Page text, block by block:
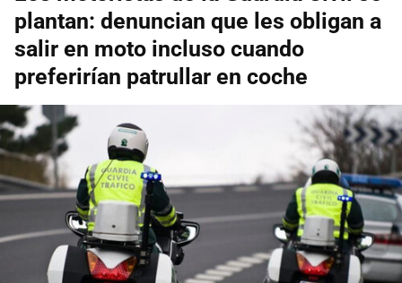
plantan: denuncian que les obligan a
salir en moto incluso cuando
preferirían patrullar en coche